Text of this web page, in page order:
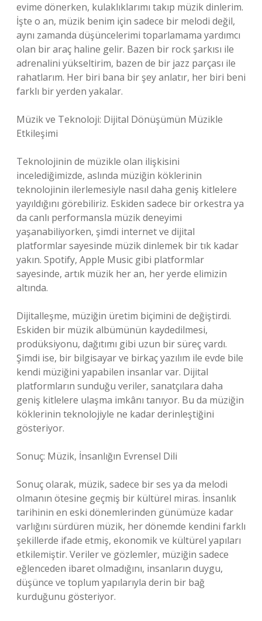
evime dönerken, kulaklıklarımı takıp müzik dinlerim.
İşte o an, müzik benim için sadece bir melodi değil,
aynı zamanda düşüncelerimi toparlamama yardımcı
olan bir araç haline gelir. Bazen bir rock şarkısı ile
adrenalini yükseltirim, bazen de bir jazz parçası ile
rahatlarım. Her biri bana bir şey anlatır, her biri beni
farklı bir yerden yakalar.
Müzik ve Teknoloji: Dijital Dönüşümün Müzikle
Etkileşimi
Teknolojinin de müzikle olan ilişkisini
incelediğimizde, aslında müziğin köklerinin
teknolojinin ilerlemesiyle nasıl daha geniş kitlelere
yayıldığını görebiliriz. Eskiden sadece bir orkestra ya
da canlı performansla müzik deneyimi
yaşanabiliyorken, şimdi internet ve dijital
platformlar sayesinde müzik dinlemek bir tık kadar
yakın. Spotify, Apple Music gibi platformlar
sayesinde, artık müzik her an, her yerde elimizin
altında.
Dijitalleşme, müziğin üretim biçimini de değiştirdi.
Eskiden bir müzik albümünün kaydedilmesi,
prodüksiyonu, dağıtımı gibi uzun bir süreç vardı.
Şimdi ise, bir bilgisayar ve birkaç yazılım ile evde bile
kendi müziğini yapabilen insanlar var. Dijital
platformların sunduğu veriler, sanatçılara daha
geniş kitlelere ulaşma imkânı tanıyor. Bu da müziğin
köklerinin teknolojiyle ne kadar derinleştiğini
gösteriyor.
Sonuç: Müzik, İnsanlığın Evrensel Dili
Sonuç olarak, müzik, sadece bir ses ya da melodi
olmanın ötesine geçmiş bir kültürel miras. İnsanlık
tarihinin en eski dönemlerinden günümüze kadar
varlığını sürdüren müzik, her dönemde kendini farklı
şekillerde ifade etmiş, ekonomik ve kültürel yapıları
etkilemiştir. Veriler ve gözlemler, müziğin sadece
eğlenceden ibaret olmadığını, insanların duygu,
düşünce ve toplum yapılarıyla derin bir bağ
kurduğunu gösteriyor.